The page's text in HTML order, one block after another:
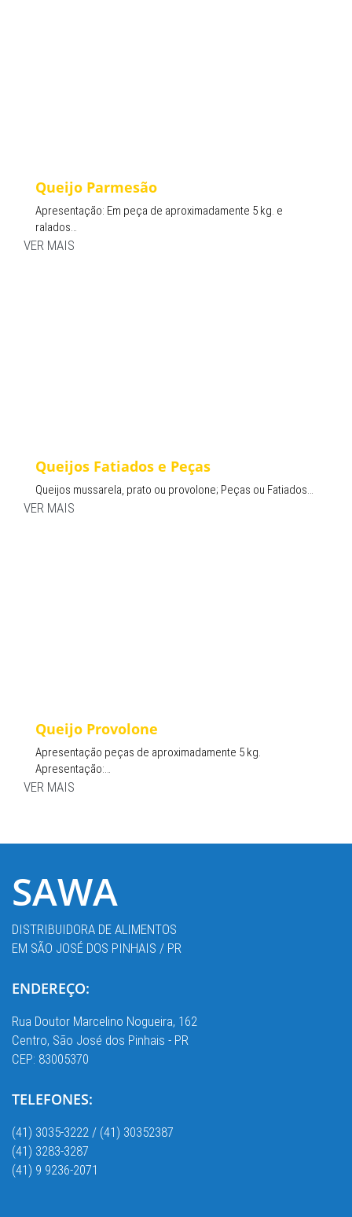
Queijo Parmesão
Apresentação: Em peça de aproximadamente 5 kg. e
ralados…
VER MAIS
Queijos Fatiados e Peças
Queijos mussarela, prato ou provolone; Peças ou Fatiados…
VER MAIS
Queijo Provolone
Apresentação peças de aproximadamente 5 kg.
Apresentação:…
VER MAIS
SAWA
DISTRIBUIDORA DE ALIMENTOS
EM SÃO JOSÉ DOS PINHAIS / PR
ENDEREÇO:
Rua Doutor Marcelino Nogueira, 162
Centro, São José dos Pinhais - PR
CEP: 83005370
TELEFONES:
(41) 3035-3222 / (41) 30352387
(41) 3283-3287
(41) 9 9236-2071